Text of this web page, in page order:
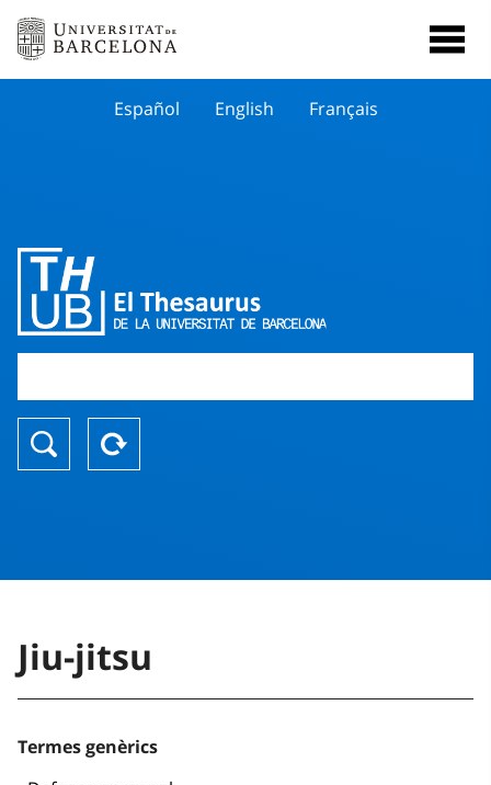
Español English Français
Jiu-jitsu
Termes genèrics